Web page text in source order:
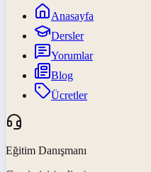
Anasayfa
Dersler
Yorumlar
Blog
Ücretler
Eğitim Danışmanı